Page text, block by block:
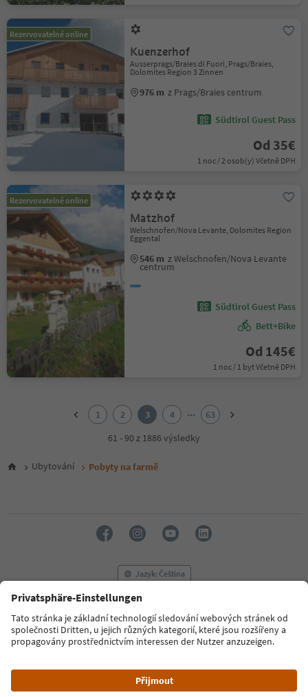
Rezervovatelné online
Kuenzerhof
Ausserprags/Braies di Fuori, Prags/Braies,
Dolomites Region 3 Zinnen
976 m z Prags/Braies centrum
Südtirol Guest Pass
Od 35€
1 noc / 2 osob(y) Včetně DPH
Rezervovatelné online
Matzhof
Welschnofen/Nova Levante, Dolomites Region
Eggental
546 m z Welschnofen/Nova Levante
centrum
Südtirol Guest Pass
Bett+Bike
Od 145€
1 noc / 1 byt Včetně DPH
6
16
17
18
19
21
1 2 3 4 ...
63
61 - 90 z 1886 výsledky
Ubytování Pobyty na farmě
Jazyk: Čeština
FAQ Kontaktujte nás Tisk
MICE
Zásady ochrany osobních údajů
Podmínky a ujednání
Tiráž
Prohlášení o přístupnosti